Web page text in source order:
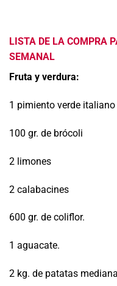
LISTA DE LA COMPRA
SEMANAL
Fruta y verdura:
1 pimiento verde italiano
100 gr. de brócoli
2 limones
2 calabacines
600 gr. de coliflor.
1 aguacate.
2 kg. de patatas